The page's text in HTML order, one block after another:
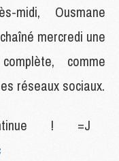
midi, Ousmane
mercredi une
comme
réseaux sociaux.
! =J